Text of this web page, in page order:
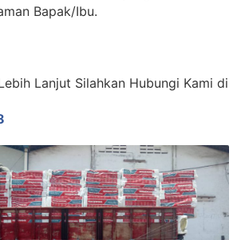
Bapak/Ibu.
Lanjut Silahkan Hubungi Kami di